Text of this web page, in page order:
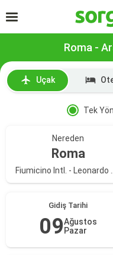
Roma -
Uçak
Tek Yön
Nereden
Roma
Gidiş Tarihi
09Ağustos
Pazar